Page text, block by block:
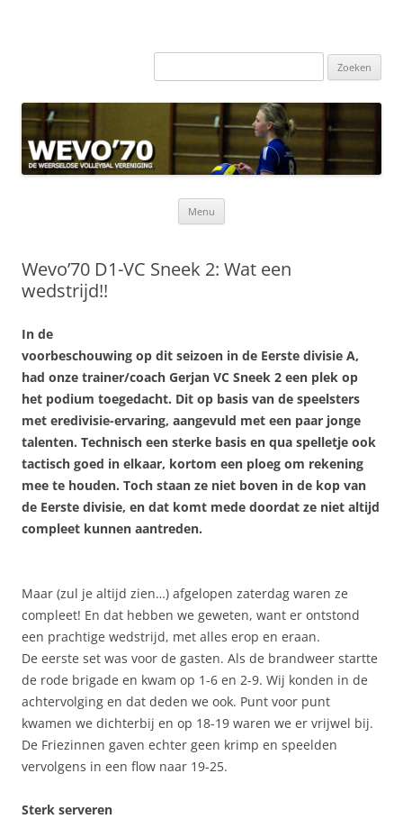
Zoeken
Menu
Wevo’70 D1-VC Sneek 2: Wat een
wedstrijd!!
In de
voorbeschouwing op dit seizoen in de Eerste divisie A,
had onze trainer/coach Gerjan VC Sneek 2 een plek op
het podium toegedacht. Dit op basis van de speelsters
met eredivisie-ervaring, aangevuld met een paar jonge
talenten. Technisch een sterke basis en qua spelletje ook
tactisch goed in elkaar, kortom een ploeg om rekening
mee te houden. Toch staan ze niet boven in de kop van
de Eerste divisie, en dat komt mede doordat ze niet altijd
compleet kunnen aantreden.
Maar (zul je altijd zien…) afgelopen zaterdag waren ze
compleet! En dat hebben we geweten, want er ontstond
een prachtige wedstrijd, met alles erop en eraan.
De eerste set was voor de gasten. Als de brandweer startte
de rode brigade en kwam op 1-6 en 2-9. Wij konden in de
achtervolging en dat deden we ook. Punt voor punt
kwamen we dichterbij en op 18-19 waren we er vrijwel bij.
De Friezinnen gaven echter geen krimp en speelden
vervolgens in een flow naar 19-25.
Sterk serveren